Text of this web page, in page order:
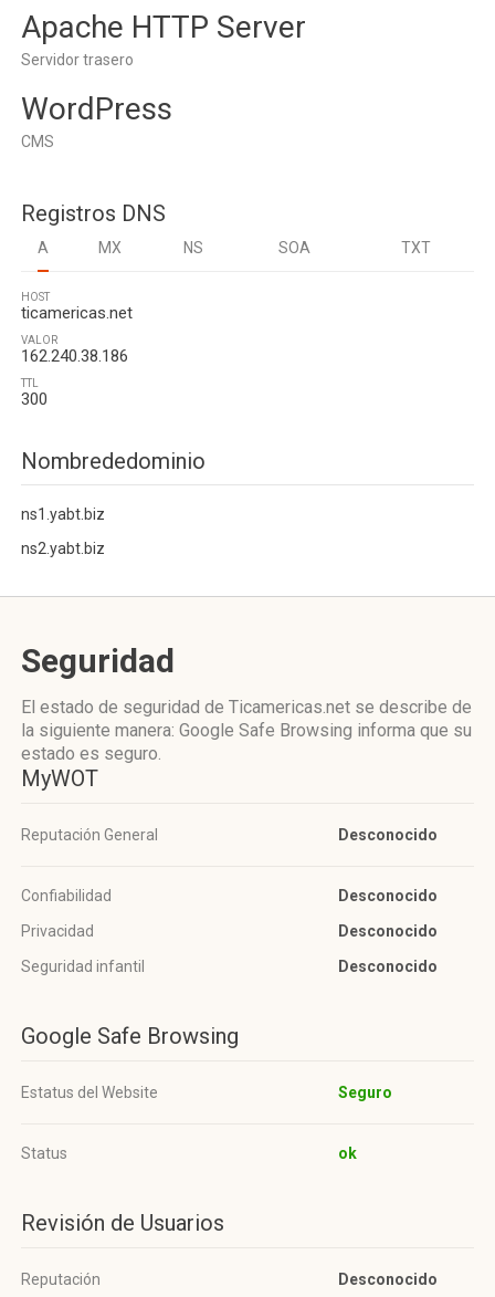
Apache HTTP Server
Servidor trasero
WordPress
CMS
Registros DNS
A MX NS SOA TXT
HOST
ticamericas.net
VALOR
162.240.38.186
TTL
300
Nombrededominio
ns1.yabt.biz
ns2.yabt.biz
Seguridad
El estado de seguridad de Ticamericas.net se describe de
la siguiente manera: Google Safe Browsing informa que su
estado es seguro.
MyWOT
Reputación General Desconocido
Confiabilidad
Desconocido
Privacidad
Desconocido
Seguridad infantil
Desconocido
Google Safe Browsing
Estatus del Website Seguro
Status ok
Revisión de Usuarios
Reputación Desconocido